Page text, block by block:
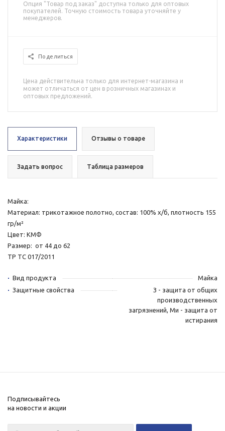
Опция "Товар под заказ" доступна только для оптовых
покупателей. Точную стоимость товара уточняйте у
менеджеров.
Поделиться
Цена действительна только для интернет-магазина и
может отличаться от цен в розничных магазинах и
оптовых предложений.
Характеристики Отзывы о товаре
Задать вопрос Таблица размеров
Майка:
Материал: трикотажное полотно, состав: 100% х/б, плотность 155
гр/м²
Цвет: КМФ
Размер: от 44 до 62
ТР ТС 017/2011
Вид продукта
Майка
Защитные свойства
З - защита от общих
производственных
загрязнений, Ми - защита от
истирания
Подписывайтесь
на новости и акции